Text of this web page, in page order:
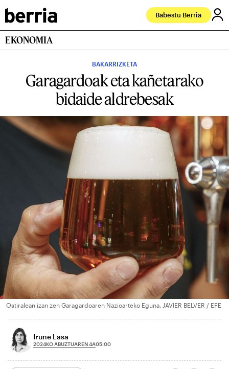
Babestu Berria
EKONOMIA
BAKARRIZKETA
Garagardoak eta kañetarako
bidaide aldrebesak
Ostiralean izan zen Garagardoaren Nazioarteko Eguna. JAVIER BELVER / EFE
Irune Lasa
2024KO ABUZTUAREN 4A05:00